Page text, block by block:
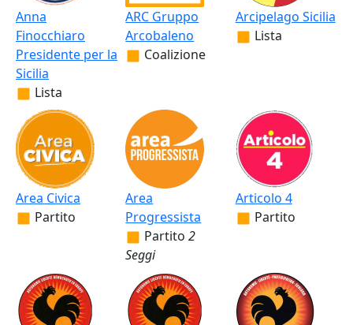
Anna
Finocchiaro
Presidente per la
Sicilia
Lista
ARC Gruppo
Arcobaleno
Coalizione
Arcipelago Sicilia
Lista
Area Civica
Partito
Area
Progressista
Partito 2
Seggi
Articolo 4
Partito